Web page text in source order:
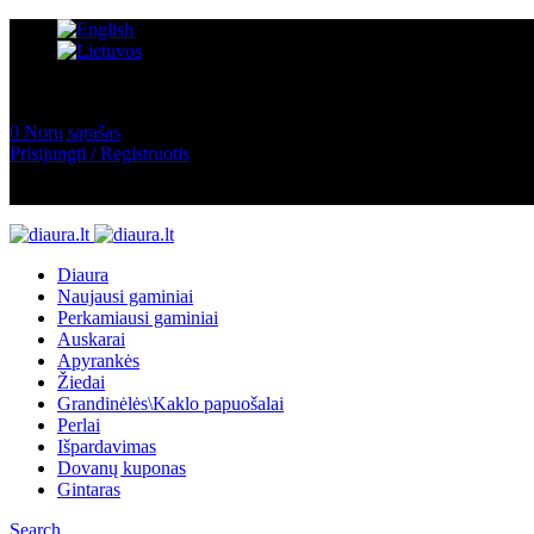
0 Norų sąrašas
Prisijungti / Registruotis
Diaura
Naujausi gaminiai
Perkamiausi gaminiai
Auskarai
Apyrankės
Žiedai
Grandinėlės\Kaklo papuošalai
Perlai
Išpardavimas
Dovanų kuponas
Gintaras
Search